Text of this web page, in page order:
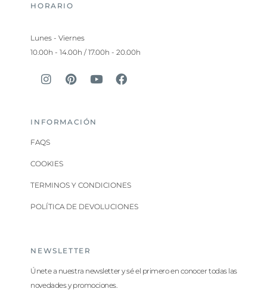
HORARIO
Lunes - Viernes
10.00h - 14.00h / 17.00h - 20.00h
INFORMACIÓN
FAQS
COOKIES
TERMINOS Y CONDICIONES
POLÍTICA DE DEVOLUCIONES
NEWSLETTER
Únete a nuestra newsletter y sé el primero en conocer todas las
novedades y promociones.